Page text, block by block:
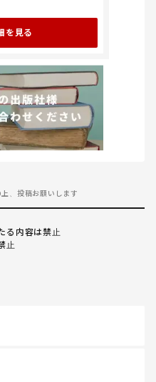
を見る
、投稿お願いします
る内容は禁止
止